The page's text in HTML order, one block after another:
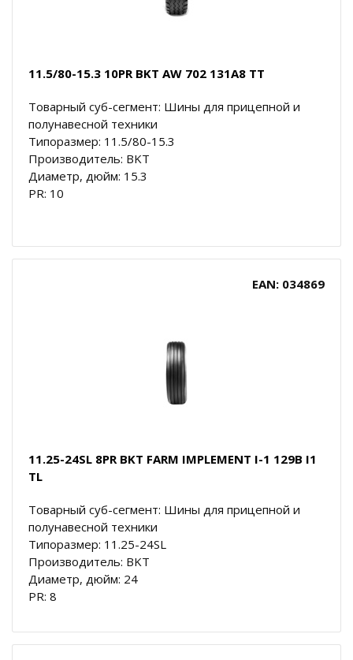
11.5/80-15.3 10PR BKT AW 702 131A8 TT
Товарный суб-сегмент: Шины для прицепной и
полунавесной техники
Типоразмер: 11.5/80-15.3
Производитель: BKT
Диаметр, дюйм: 15.3
PR: 10
EAN: 034869
11.25-24SL 8PR BKT FARM IMPLEMENT I-1 129B I1
TL
Товарный суб-сегмент: Шины для прицепной и
полунавесной техники
Типоразмер: 11.25-24SL
Производитель: BKT
Диаметр, дюйм: 24
PR: 8